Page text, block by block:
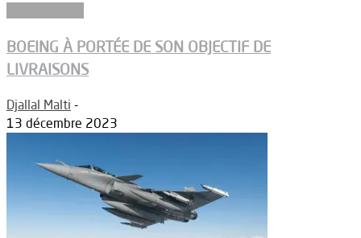
BOEING À PORTÉE DE SON OBJECTIF DE
LIVRAISONS
Djallal Malti -
13 décembre 2023